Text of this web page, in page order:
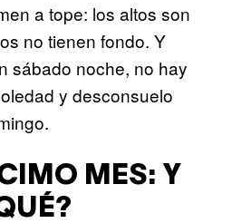
a tope: los altos son
no tienen fondo. Y
sábado noche, no hay
y desconsuelo
MES: Y